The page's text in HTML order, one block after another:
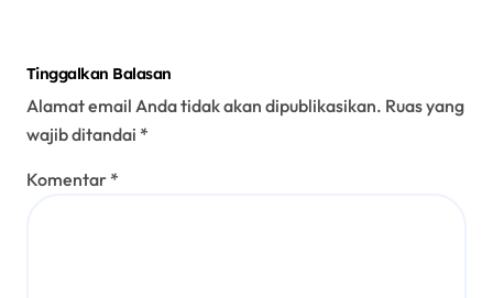
Tinggalkan Balasan
Alamat email Anda tidak akan dipublikasikan. Ruas yang
wajib ditandai *
Komentar *